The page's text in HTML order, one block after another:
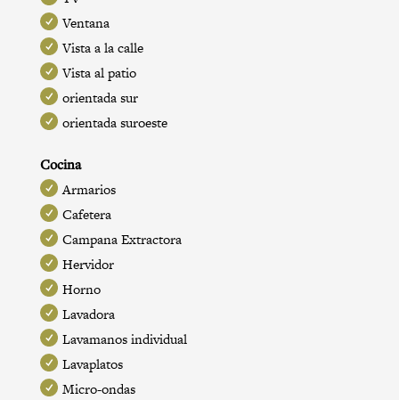
Ventana
Vista a la calle
Vista al patio
orientada sur
orientada suroeste
Cocina
Armarios
Cafetera
Campana Extractora
Hervidor
Horno
Lavadora
Lavamanos individual
Lavaplatos
Micro-ondas